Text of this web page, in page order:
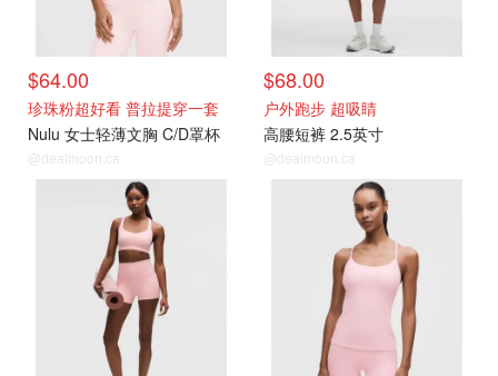
$64.00
珍珠粉超好看 普拉提穿一套
Nulu 女士轻薄文胸 C/D罩杯
@dealmoon.ca
$68.00
户外跑步 超吸睛
高腰短裤 2.5英寸
@dealmoon.ca